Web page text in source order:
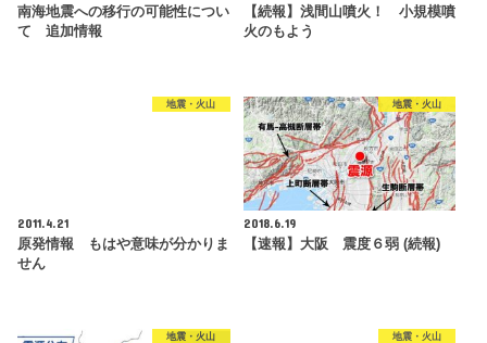
南海地震への移行の可能性につい
て 追加情報
【続報】浅間山噴火！ 小規模噴
火のもよう
地震・火山
2011.4.21
原発情報 もはや意味が分かりま
せん
地震・火山
2018.6.19
【速報】大阪 震度６弱 (続報)
地震・火山 地震・火山